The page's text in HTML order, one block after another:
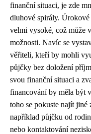
finanční situaci, je zde
dluhové spirály.
velmi vysoké, což může
možnosti. Navíc se
věřiteli, kteří by mohli
půjčky bez doložení
svou finanční situaci a
financování by měla být
toho se pokuste najít jiné
například půjčku od
nebo kontaktování